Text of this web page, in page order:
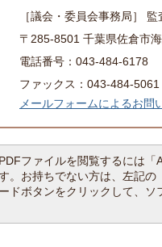
［議会・委員会事務局］
〒285-8501 千葉県佐倉市
電話番号：043-484-6178
ファックス：043-484-5061
メールフォームによるお問
PDFファイルを閲覧するには
。お持ちでない方は、左記
ードボタンをクリックして、